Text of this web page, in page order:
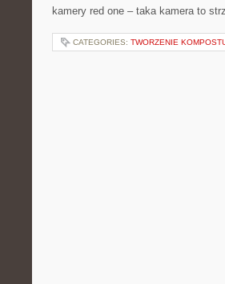
kamery red one – taka kamera to
CATEGORIES: TWORZENIE